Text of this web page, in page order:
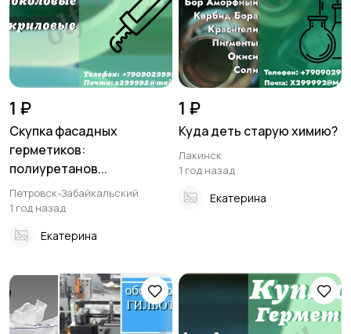
1 ₽
Скупка фасадных
герметиков:
полиуретанов...
Петровск-Забайкальский
1 год назад
Екатерина
1 ₽
Куда деть старую химию?
Лакинск
1 год назад
Екатерина